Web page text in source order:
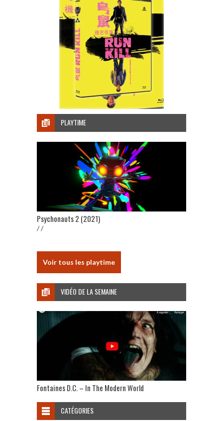
PLAYTIME
Psychonauts 2 (2021)
/ /
Voir tous les playtime
VIDÉO DE LA SEMAINE
Fontaines D.C. – In The Modern World
CATÉGORIES